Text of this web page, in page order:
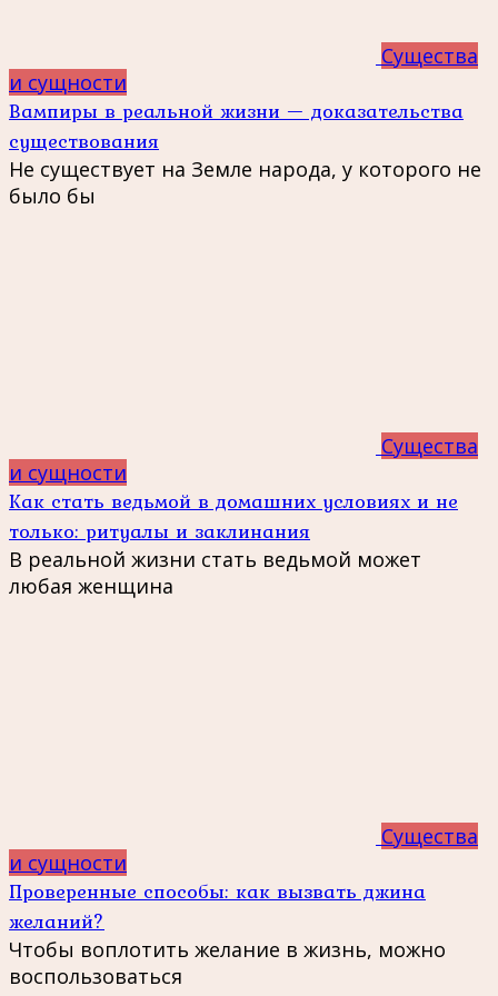
Существа
и сущности
Вампиры в реальной жизни — доказательства
существования
Не существует на Земле народа, у которого не
было бы
Существа
и сущности
Как стать ведьмой в домашних условиях и не
только: ритуалы и заклинания
В реальной жизни стать ведьмой может
любая женщина
Существа
и сущности
Проверенные способы: как вызвать джина
желаний?
Чтобы воплотить желание в жизнь, можно
воспользоваться